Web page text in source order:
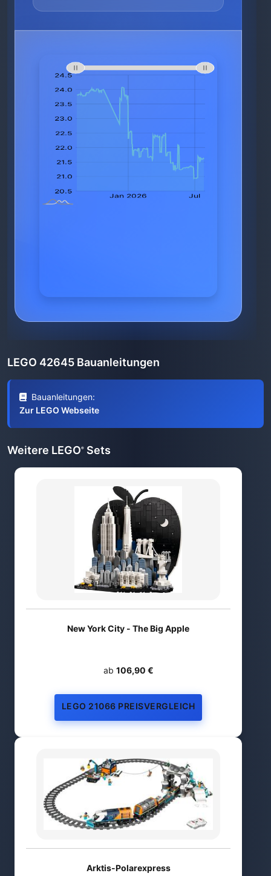
LEGO 42645 Bauanleitungen
Bauanleitungen:
Zur LEGO Webseite
Weitere LEGO® Sets
New York City - The Big Apple
ab 106,90 €
LEGO 21066 PREISVERGLEICH
Arktis-Polarexpress